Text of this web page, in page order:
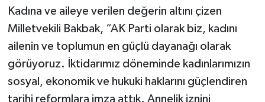
Kadına ve aileye verilen değerin altını çizen
Milletvekili Bakbak, “AK Parti olarak biz, kadını
ailenin ve toplumun en güçlü dayanağı olarak
görüyoruz. İktidarımız döneminde kadınlarımızın
sosyal, ekonomik ve hukuki haklarını güçlendiren
tarihi reformlara imza attık. Annelik iznini